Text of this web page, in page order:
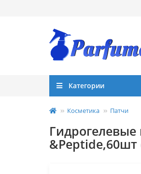
Категории
Косметика Патчи
&Peptide,60шт